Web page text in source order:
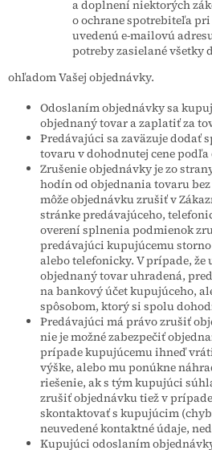
a doplnení niektorých
o ochrane spotrebiteľa
uvedenú e-mailovú
potreby zasielané všetky
ohľadom Vašej objednávky.
Odoslaním objednávky sa
objednaný tovar a zaplatiť za
Predávajúci sa zaväzuje dodať
tovaru v dohodnutej cene
Zrušenie objednávky je zo
hodín od objednania tovaru
môže objednávku zrušiť v
stránke predávajúceho,
overení splnenia podmienok
predávajúci kupujúcemu
alebo telefonicky. V prípade, že
objednaný tovar uhradená,
na bankový účet kupujúceho,
spôsobom, ktorý si spolu
Predávajúci má právo zrušiť
nie je možné zabezpečiť
prípade kupujúcemu ihneď
výške, alebo mu ponúkne
riešenie, ak s tým kupujúci
zrušiť objednávku tiež v
skontaktovať s kupujúcim
neuvedené kontaktné údaje,
Kupujúci odoslaním